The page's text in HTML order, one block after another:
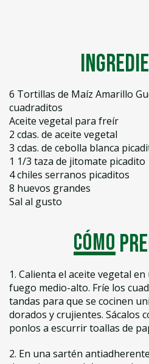
6 Tortillas de Maíz Amarillo
cuadraditos
Aceite vegetal para freír
2 cdas. de aceite vegetal
3 cdas. de cebolla blanca
1 1/3 taza de jitomate picadito
4 chiles serranos picaditos
8 huevos grandes
Sal al gusto
Cómo
1. Calienta el aceite vegetal
fuego medio-alto. Fríe los
tandas para que se cocinen
dorados y crujientes. Sácalos
ponlos a escurrir toallas de
2. En una sartén